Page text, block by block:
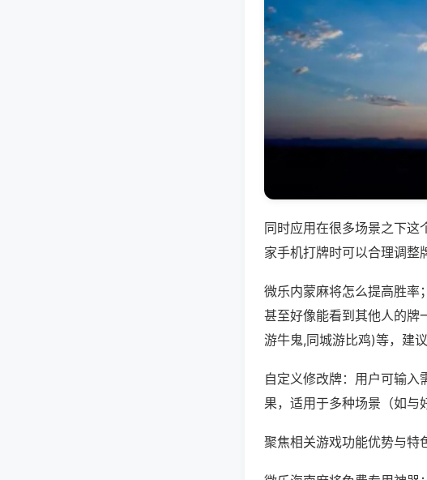
同时应用在很多场景之下这
家手机打牌时可以合理调整
微乐内蒙麻将怎么提高胜率
甚至好像能看到其他人的牌
游牛鬼,同城游比鸡)等，建
自定义修改牌：用户可输入
果，适用于多种场景（如与
聚焦相关游戏功能优势与特